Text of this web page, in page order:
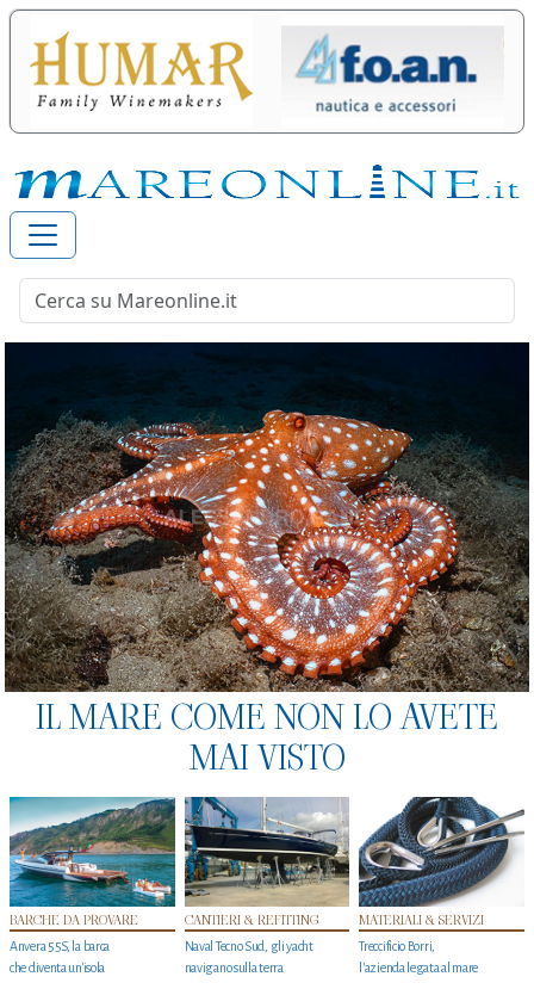
IL MARE COME NON LO AVETE
MAI VISTO
BARCHE DA PROVARE
Anvera 55S, la barca
che diventa un'isola
CANTIERI & REFITTING
Naval Tecno Sud, gli yacht
navigano sulla terra
MATERIALI & SERVIZI
Treccificio Borri,
l'azienda legata al mare